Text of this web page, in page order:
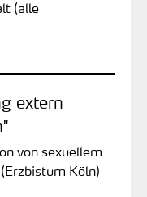
(alle
extern
von sexuellem
Köln)